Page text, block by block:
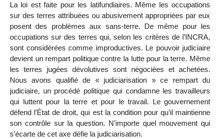
La loi est faite pour les latifundiaires. Même les occupations
sur des terres attribuées ou abusivement appropriées par eux
posent des problèmes aux sans-terre. De même pour les
occupations sur des terres qui, selon les critères de l’INCRA,
sont considérées comme improductives. Le pouvoir judiciaire
devient un rempart politique contre la lutte pour la terre. Même
les terres jugées dévolutives sont négociées et achetées.
Nous avons qualifié de « judiciarisation » ce rempart du
judiciaire, un procédé politique qui condamne les travailleurs
qui luttent pour la terre et pour le travail. Le gouvernement
défend l’État de droit, qui est la condition pour qu’il maintienne
son contrôle sur la question. N’importe quel mouvement qui
s’écarte de cet axe défie la judiciarisation.